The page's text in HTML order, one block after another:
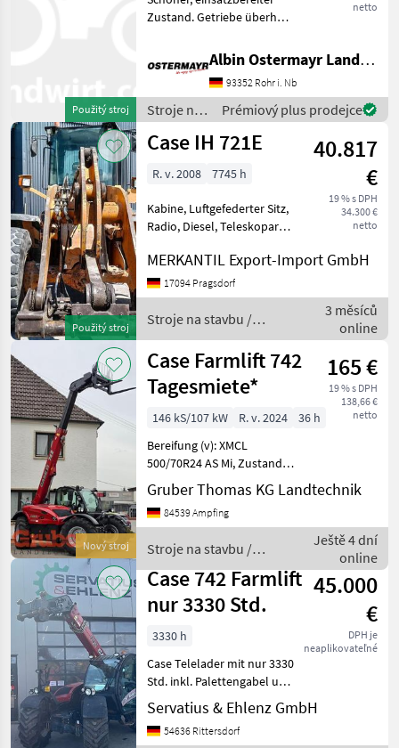
Použitý stroj
netto
Zustand. Getriebe überholt.
hidraulicky zablokovať
nástroje , Klimatizácia
Stroje na stavbu
Teleskopové nakladače
Albin Ostermayr Landmaschinenhandel e.K.
93352 Rohr i. Nb
Stroje na
stavbu /
Case IH
Prémiový plus prodejce
Použitý stroj
Case IH 721E
40.817
€
19 % s DPH
34.300 €
netto
R. v. 2008 7745 h
Kabine, Luftgefederter Sitz,
Radio, Diesel, Teleskoparm
________ Baujahr 2008
Betriebsstunden 7745 h
Klimatizácia Stroje na
stavbu Teleskopo
MERKANTIL Export-Import GmbH
17094 Pragsdorf
Stroje na stavbu /
Case IH
3 měsíců
online
Nový stroj
Case Farmlift 742
Tagesmiete*
165 €
19 % s DPH
138,66 €
netto
146 kS/107 kW R. v. 2024
36 h
Bereifung (v): XMCL
500/70R24 AS Mi, Zustand-
Bereifung (v): 100 %,
Bereifung (h): XMCL
500/70R24 AS MI, Zustand-
Geschwindigkeit: 40 km/h,
Gruber Thomas KG Landtechnik
84539 Ampfing
Stroje na stavbu /
Case IH
Ještě 4 dní
online
Case 742 Farmlift
nur 3330 Std.
45.000
€
DPH je
neaplikovateľné
3330 h
Case Telelader mit nur 3330
Std. inkl. Palettengabel und
Adapterrahmen X
Euroaufnahme Der Preis
der Maschine bezieht sich
Servatius & Ehlenz GmbH
54636 Rittersdorf